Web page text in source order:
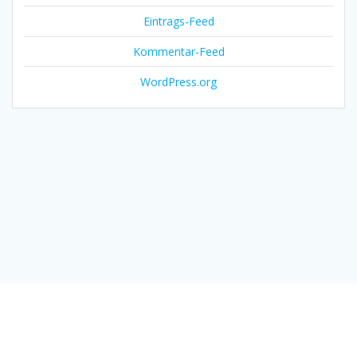
Eintrags-Feed
Kommentar-Feed
WordPress.org